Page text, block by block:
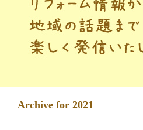
Archive for 2021